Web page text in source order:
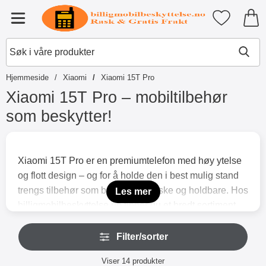
Meny Startsiden for Tibro BilligaMine
Hjemmeside Xiaomi Xiaomi 15T Pro
Xiaomi 15T Pro – mobiltilbehør
som beskytter!
Les mer
Xiaomi 15T Pro er en premiumtelefon med høy ytelse
og flott design – og for å holde den i best mulig stand
trengs tilbehør som både er praktiske og holdbare. Hos
billigmobilbeskyttelse.no finner du et bredt sortiment
funksjon, stil og trygghet.
En av våre favoritter er våre egne Skimblocker Elegant
Filter/sorter
Viser 14 produkter